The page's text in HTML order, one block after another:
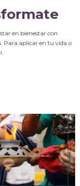
en bienestar con
Para aplicar en tu vida o